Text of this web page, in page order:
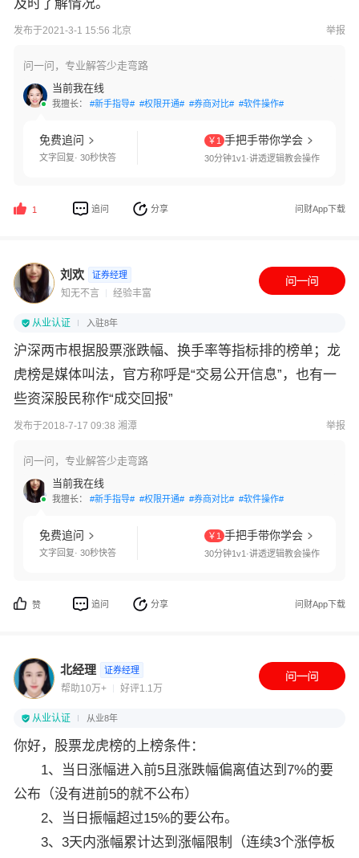
及时了解情况。
发布于2021-3-1 15:56 北京 举报
问一问，专业解答少走弯路
当前我在线
我擅长： #新手指导# #权限开通# #券商对比# #软件操作#
免费追问
文字回复· 30秒快答
￥1 手把手带你学会
30分钟1v1·讲透逻辑教会操作
1 追问 分享 问财App下载
刘欢 证券经理
知无不言 经验丰富
从业认证 入驻8年
沪深两市根据股票涨跌幅、换手率等指标排的榜单；龙
虎榜是媒体叫法，官方称呼是“交易公开信息”，也有一
些资深股民称作“成交回报”
发布于2018-7-17 09:38 湘潭 举报
问一问，专业解答少走弯路
当前我在线
我擅长： #新手指导# #权限开通# #券商对比# #软件操作#
免费追问
文字回复· 30秒快答
￥1 手把手带你学会
30分钟1v1·讲透逻辑教会操作
赞 追问 分享 问财App下载
北经理 证券经理
帮助10万+ 好评1.1万
从业认证 从业8年
你好，股票龙虎榜的上榜条件：
1、当日涨幅进入前5且涨跌幅偏离值达到7%的要
公布（没有进前5的就不公布）
2、当日振幅超过15%的要公布。
3、3天内涨幅累计达到涨幅限制（连续3个涨停板